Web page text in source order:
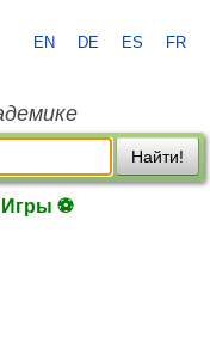
EN DE ES FR
Найти!
Игры ⚽